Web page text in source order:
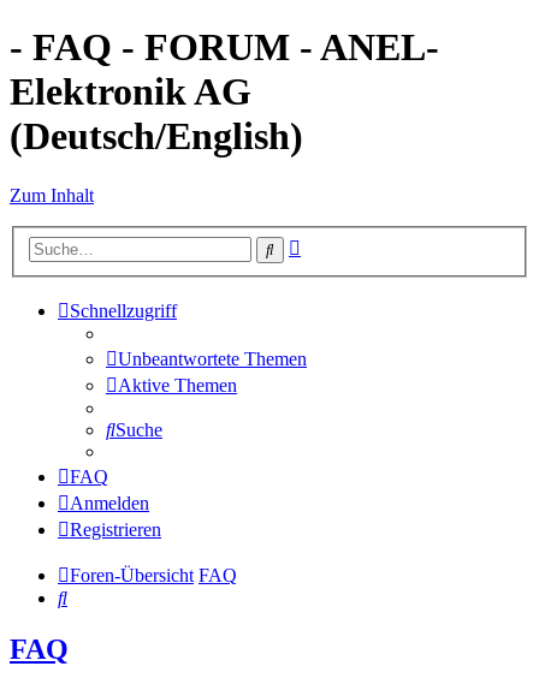
- FAQ - FORUM - ANEL-
Elektronik AG
(Deutsch/English)
Zum Inhalt
Suche
Schnellzugriff
Unbeantwortete Themen
Aktive Themen
Suche
FAQ
Anmelden
Registrieren
Foren-Übersicht FAQ
Suche
FAQ